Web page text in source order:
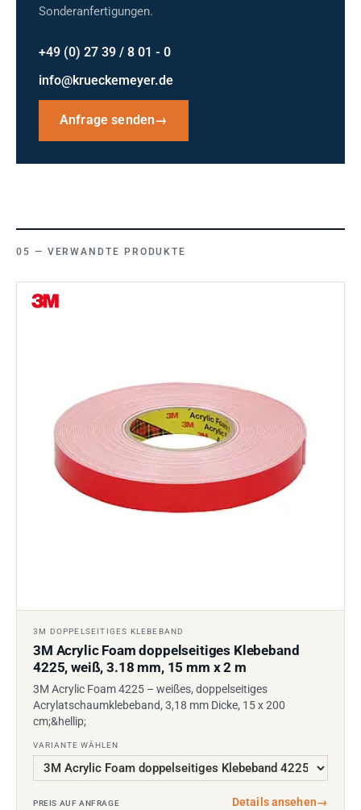
Sonderanfertigungen.
+49 (0) 27 39 / 8 01 - 0
info@krueckemeyer.de
Anfrage senden→
VERWANDTE PRODUKTE
3M DOPPELSEITIGES KLEBEBAND
3M Acrylic Foam doppelseitiges Klebeband
4225, weiß, 3.18 mm, 15 mm x 2 m
3M Acrylic Foam 4225 – weißes, doppelseitiges
Acrylatschaumklebeband, 3,18 mm Dicke, 15 x 200
cm;&hellip;
VARIANTE WÄHLEN
PREIS AUF ANFRAGE Details ansehen→